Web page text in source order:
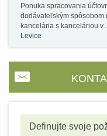
Ponuka spracovania
dodávateľským spôsobom
kancelária s kanceláriou
Levice
Definujte svoje